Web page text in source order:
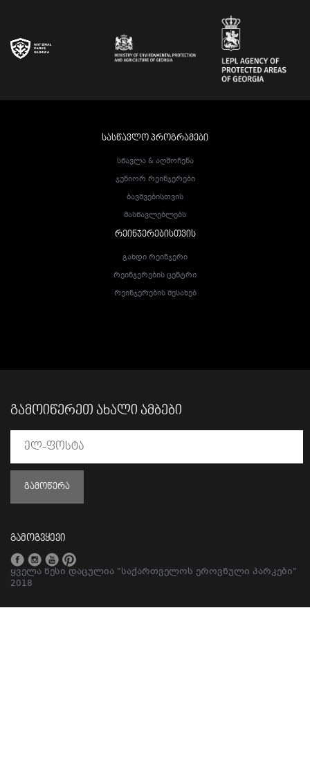
ᲡᲐᲡᲬᲐᲕᲚᲝ ᲞᲠᲝᲒᲠᲐᲛᲔᲑᲘ
Სწავლა & Აღმოჩენა
Ჯუნიორ Რეინჯერები
Ბავშვებისთვის
Მასწავლებლებს
ᲠᲔᲘᲜᲯᲔᲠᲔᲑᲘᲡᲗᲕᲘᲡ
Გახდი Რეინჯერი
Რეინჯერების Ცენტრი
Რეინჯერების Შესახებ
ᲒᲐᲛᲝᲘᲬᲔᲠᲔᲗ ᲐᲮᲐᲚᲘ ᲐᲛᲑᲔᲑᲘ
ᲒᲐᲛᲝᲬᲔᲠᲐ
გამოგვყევი
ყველა წესი დაცულია "საქართველოს ეროვნული პარკები"
2018